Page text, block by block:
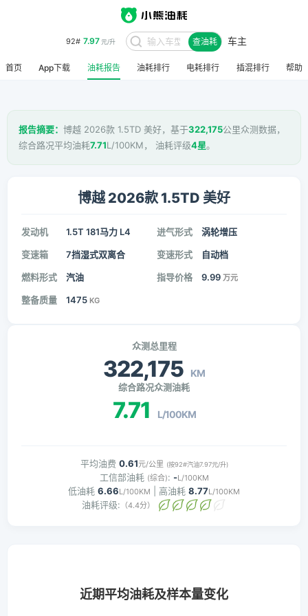
92# 7.97元/升 查油耗 车主
首页 App下载 油耗报告 油耗排行 电耗排行 插混排行 帮助
报告摘要： 博越 2026款 1.5TD 美好，基于322,175公里众测数据，
综合路况平均油耗7.71L/100KM， 油耗评级4星。
博越 2026款 1.5TD 美好
发动机 1.5T 181马力 L4 进气形式 涡轮增压
变速箱 7挡湿式双离合 变速形式 自动档
燃料形式 汽油 指导价格 9.99 万元
整备质量 1475 KG
众测总里程
322,175 KM
综合路况众测油耗
7.71 L/100KM
平均油费 0.61元/公里 (按92#汽油7.97元/升)
工信部油耗 (综合): -L/100KM
低油耗 6.66L/100KM | 高油耗 8.77L/100KM
油耗评级: （4.4分）